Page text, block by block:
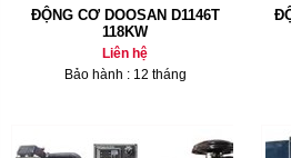
ĐỘNG CƠ DOOSAN D1146T
118KW
Liên hệ
Bảo hành : 12 tháng